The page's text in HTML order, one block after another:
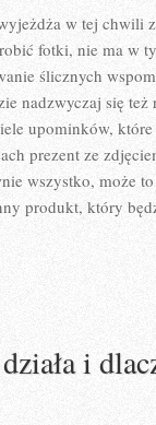
w tej chwili
fotki, nie ma w
ślicznych
nadzwyczaj się
upominków,
prezent ze
wszystko, może
produkt, który
i